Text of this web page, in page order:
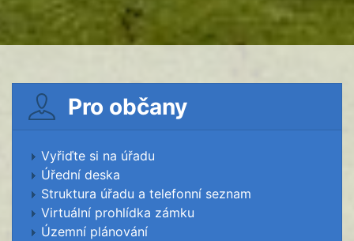
Pro občany
Vyřiďte si na úřadu
Úřední deska
Struktura úřadu a telefonní seznam
Virtuální prohlídka zámku
Územní plánování